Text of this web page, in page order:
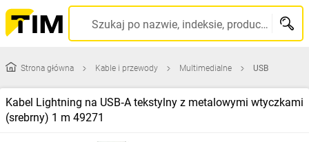
Szukaj po nazwie, indeksie, producencie, kodzie kreskowym...
Strona główna Kable i przewody Multimedialne USB
Kabel Lightning na USB‑A tekstylny z metalowymi wtyczkami
(srebrny) 1 m 49271